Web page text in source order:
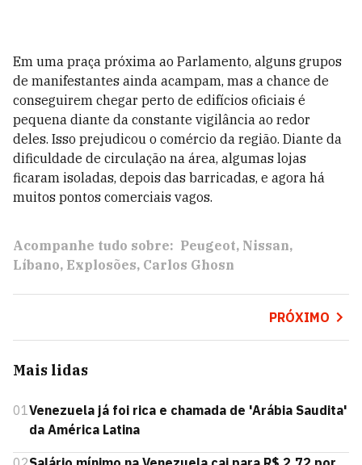
Em uma praça próxima ao Parlamento, alguns grupos
de manifestantes ainda acampam, mas a chance de
conseguirem chegar perto de edifícios oficiais é
pequena diante da constante vigilância ao redor
deles. Isso prejudicou o comércio da região. Diante da
dificuldade de circulação na área, algumas lojas
ficaram isoladas, depois das barricadas, e agora há
muitos pontos comerciais vagos.
Acompanhe tudo sobre: Peugeot Nissan
Líbano Explosões Carlos Ghosn
PRÓXIMO
Mais lidas
01Venezuela já foi rica e chamada de 'Arábia Saudita'
da América Latina